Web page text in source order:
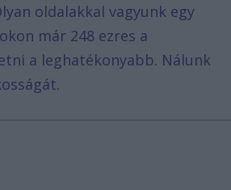
oldalakkal vagyunk egy
már 248 ezres a
a leghatékonyabb. Nálunk